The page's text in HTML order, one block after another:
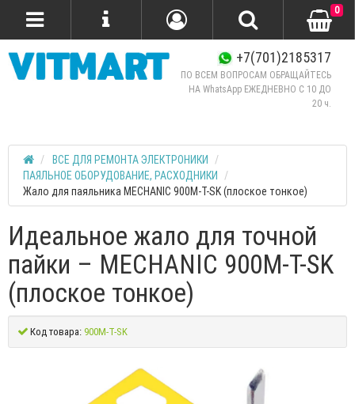
+7(701)2185317
ПО ВСЕМ ВОПРОСАМ ОБРАЩАЙТЕСЬ
НА WhatsApp ЕЖЕДНЕВНО C 10 ДО
20 ч.
0
ВСЕ ДЛЯ РЕМОНТА ЭЛЕКТРОНИКИ
ПАЯЛЬНОЕ ОБОРУДОВАНИЕ, РАСХОДНИКИ
Жало для паяльника MECHANIC 900M-T-SK (плоское тонкое)
Идеальное жало для точной
пайки – MECHANIC 900M-T-SK
(плоское тонкое)
Код товара: 900M-T-SK